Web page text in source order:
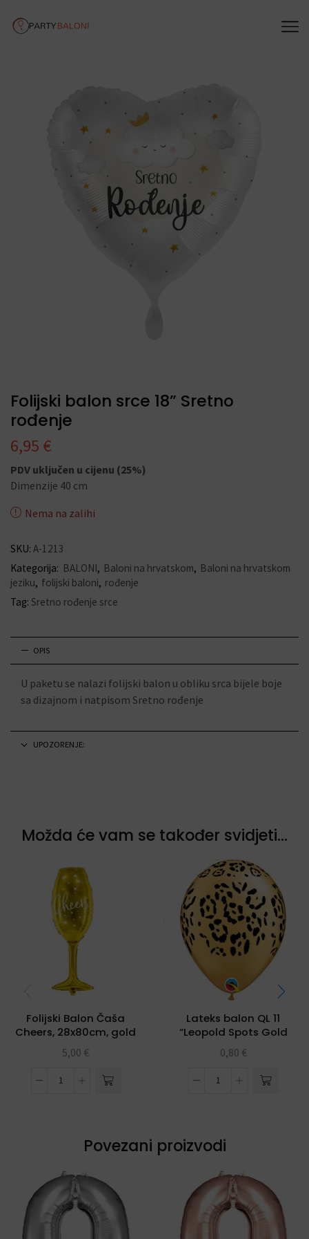
Folijski balon srce 18” Sretno
rođenje
6,95 €
PDV uključen u cijenu (25%)
Dimenzije 40 cm
Nema na zalihi
SKU: A-1213
Kategorija: BALONI, Baloni na hrvatskom, Baloni na hrvatskom
jeziku, folijski baloni, rođenje
Tag: Sretno rođenje srce
OPIS
U paketu se nalazi folijski balon u obliku srca bijele boje
sa dizajnom i natpisom Sretno rođenje
UPOZORENJE:
Možda će vam se također svidjeti...
Folijski Balon Čaša
Cheers, 28x80cm, gold
5,00 €
Lateks balon QL 11
“Leopold Spots Gold
Metallic
0,80 €
Povezani proizvodi